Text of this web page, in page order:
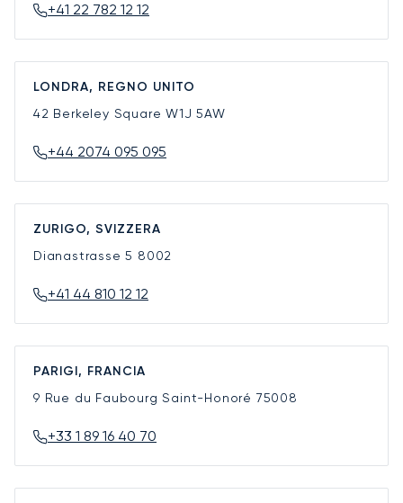
+41 22 782 12 12
LONDRA, REGNO UNITO
42 Berkeley SquareW1J 5AW
+44 2074 095 095
ZURIGO, SVIZZERA
Dianastrasse 5 8002
+41 44 810 12 12
PARIGI, FRANCIA
9 Rue du Faubourg Saint-Honoré 75008
+33 1 89 16 40 70